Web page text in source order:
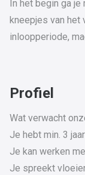
In het begin ga
kneepjes van het
inloopperiode,
Profiel
Wat verwacht
Je hebt min. 3
Je kan werken
Je spreekt